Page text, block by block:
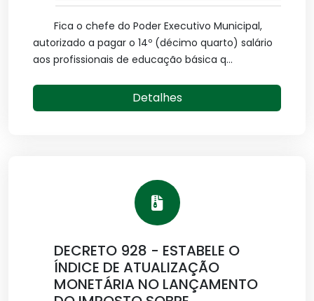
Fica o chefe do Poder Executivo Municipal,
autorizado a pagar o 14º (décimo quarto) salário
aos profissionais de educação básica q...
Detalhes
DECRETO 928 - ESTABELE O
ÍNDICE DE ATUALIZAÇÃO
MONETÁRIA NO LANÇAMENTO